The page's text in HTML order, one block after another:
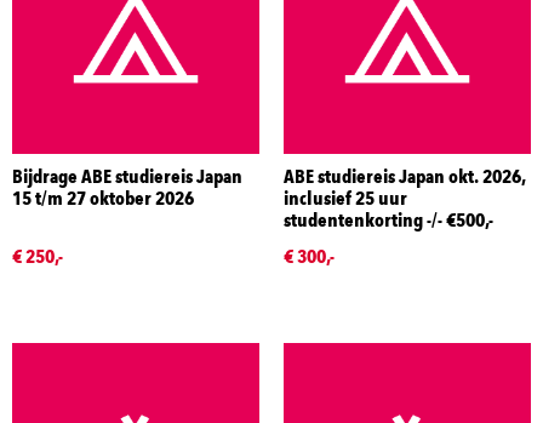
Bijdrage ABE studiereis Japan
15 t/m 27 oktober 2026
€ 250,-
ABE studiereis Japan okt. 2026,
inclusief 25 uur
studentenkorting -/- €500,-
€ 300,-